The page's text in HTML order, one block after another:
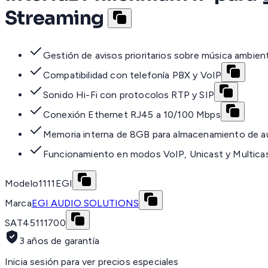
Streaming
Gestión de avisos prioritarios sobre música
Compatibilidad con telefonía PBX y VoIP
Sonido Hi-Fi con protocolos RTP y SIP
Conexión Ethernet RJ45 a 10/100 Mbps
Memoria interna de 8GB para almacenamiento de
Funcionamiento en modos VoIP, Unicast y
Modelo1111EGI
MarcaEGI AUDIO SOLUTIONS
SAT45111700
3 años de garantía
Inicia sesión para ver precios especiales